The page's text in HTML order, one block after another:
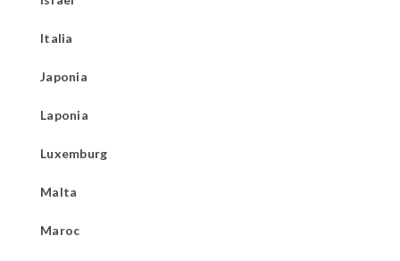
Italia
Japonia
Laponia
Luxemburg
Malta
Maroc